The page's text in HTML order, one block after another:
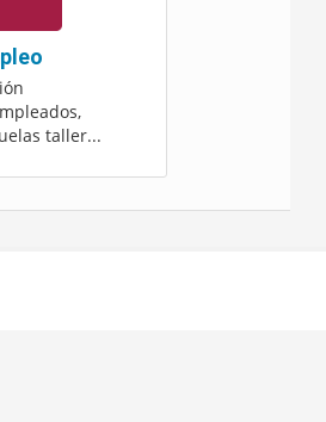
taller...